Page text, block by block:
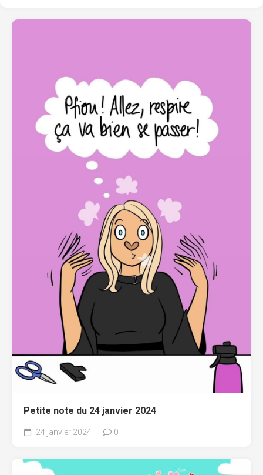
Petite note du 24 janvier 2024
24 janvier 2024 0